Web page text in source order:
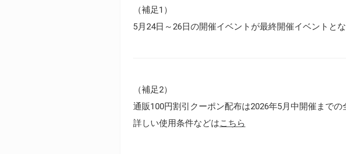
（補足1）
5月24日～26日の開催イベントが最終開催イベントとな
（補足2）
通販100円割引クーポン配布は2026年5月中開催までの
詳しい使用条件などはこちら